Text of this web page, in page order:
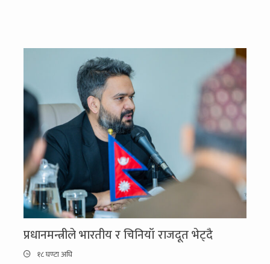
प्रधानमन्त्रीले भारतीय र चिनियाँ राजदूत भेट्दै
१८ घण्टा अघि